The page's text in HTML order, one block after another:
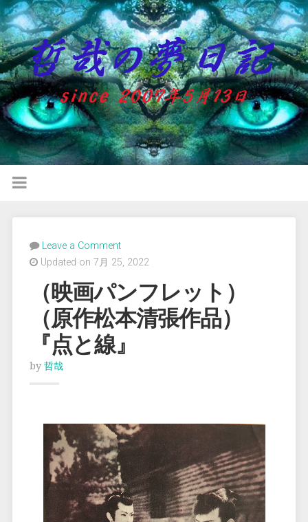
Leave a Comment
Updated on 7月 25, 2022
（映画パンフレット）
（原作松本清張作品）
『点と線』
by 哲哉